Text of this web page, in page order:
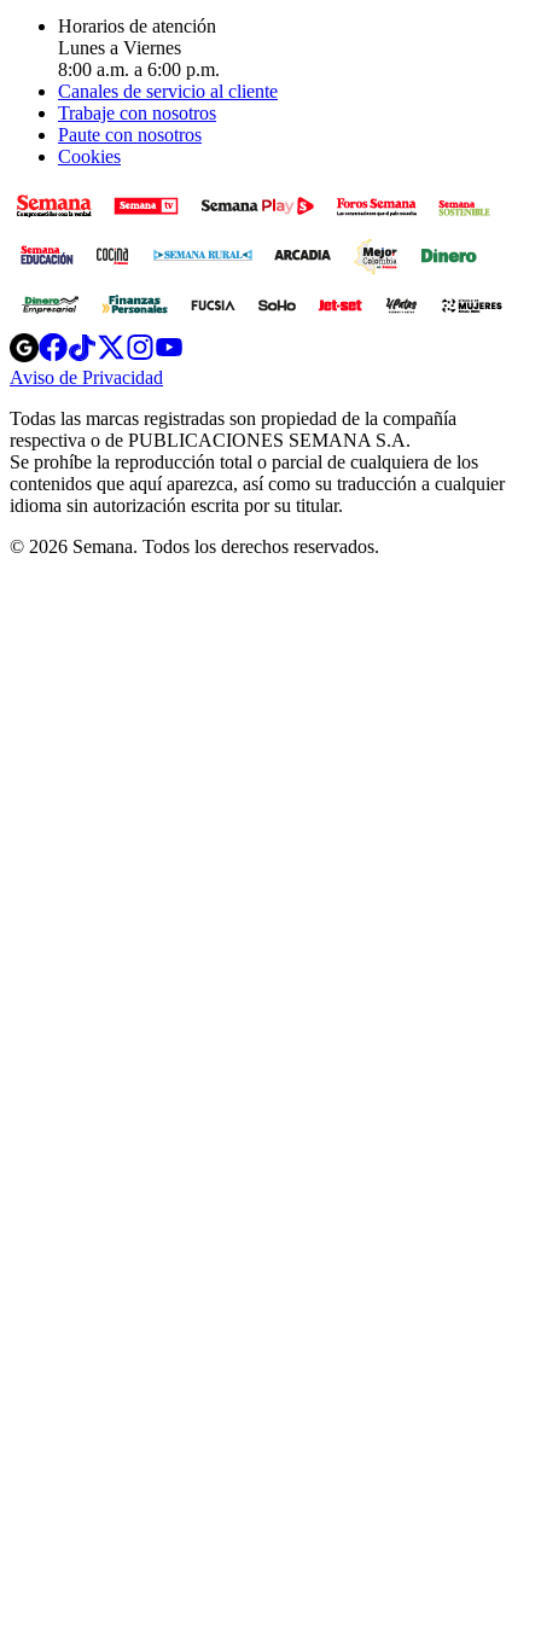
Horarios de atención
Lunes a Viernes
8:00 a.m. a 6:00 p.m.
Canales de servicio al cliente
Trabaje con nosotros
Paute con nosotros
Cookies
Opens
in
new
Opens
in
new
Opens
in
new
window
Opens
new
windowwindow
Aviso de Privacidad
new
window
Todas las marcas registradas son propiedad de la compañía
respectiva o de PUBLICACIONES SEMANA S.A.
Se prohíbe la reproducción total o parcial de cualquiera de los
contenidos que aquí aparezca, así como su traducción a cualquier
idioma sin autorización escrita por su titular.
© 2026 Semana. Todos los derechos reservados.